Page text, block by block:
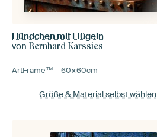
Hündchen mit Flügeln
vonBernhard Karssies
ArtFrame™ –60×60cm
Größe & Material selbst wählen